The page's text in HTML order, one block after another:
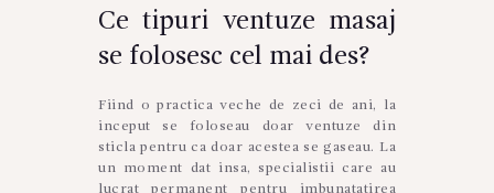
Ce tipuri ventuze masaj
se folosesc cel mai des?
Fiind o practica veche de zeci de ani, la
inceput se foloseau doar ventuze din
sticla pentru ca doar acestea se gaseau. La
un moment dat insa, specialistii care au
lucrat permanent pentru imbunatatirea